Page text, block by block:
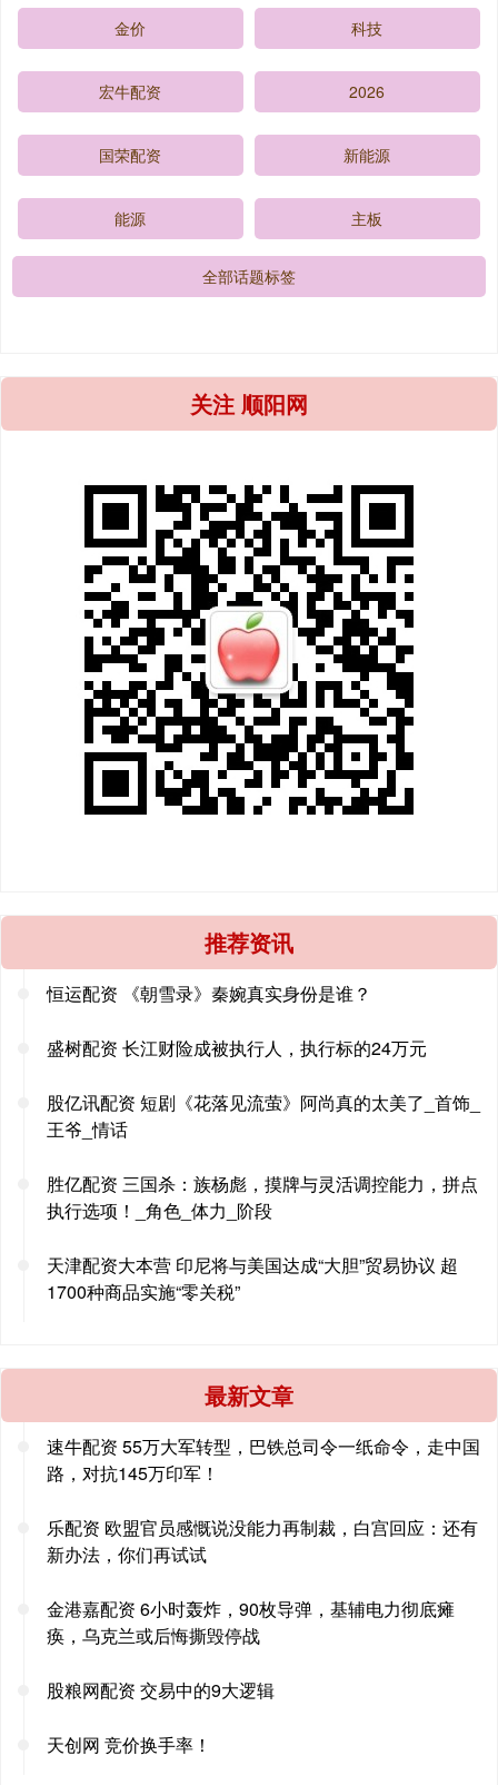
金价 科技
宏牛配资 2026
国荣配资 新能源
能源 主板
全部话题标签
关注 顺阳网
推荐资讯
恒运配资 《朝雪录》秦婉真实身份是谁？
盛树配资 长江财险成被执行人，执行标的24万元
股亿讯配资 短剧《花落见流萤》阿尚真的太美了_首饰_
王爷_情话
胜亿配资 三国杀：族杨彪，摸牌与灵活调控能力，拼点
执行选项！_角色_体力_阶段
天津配资大本营 印尼将与美国达成“大胆”贸易协议 超
1700种商品实施“零关税”
最新文章
速牛配资 55万大军转型，巴铁总司令一纸命令，走中国
路，对抗145万印军！
乐配资 欧盟官员感慨说没能力再制裁，白宫回应：还有
新办法，你们再试试
金港嘉配资 6小时轰炸，90枚导弹，基辅电力彻底瘫
痪，乌克兰或后悔撕毁停战
股粮网配资 交易中的9大逻辑
天创网 竞价换手率！